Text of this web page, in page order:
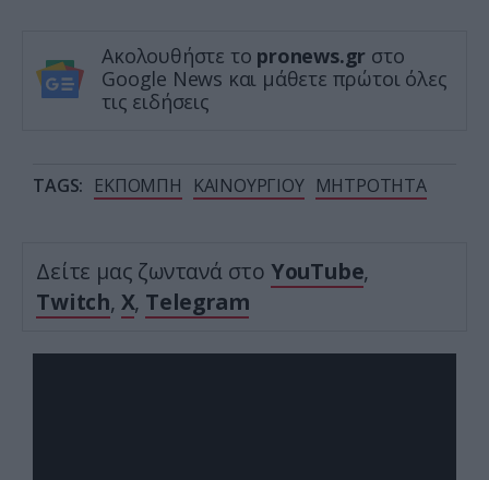
Ακολουθήστε το pronews.gr στο
Google News και μάθετε πρώτοι όλες
τις ειδήσεις
TAGS: ΕΚΠΟΜΠΗ ΚΑΙΝΟΥΡΓΙΟΥ ΜΗΤΡΟΤΗΤΑ
Δείτε μας ζωντανά στο YouTube,
Twitch, X, Telegram